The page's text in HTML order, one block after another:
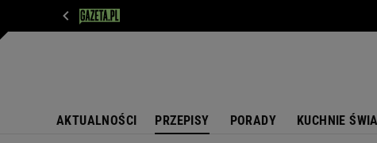
AKTUALNOŚCI PRZEPISY PORADY KUCHNIE